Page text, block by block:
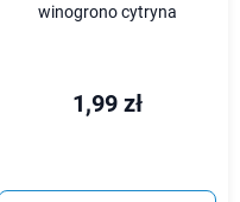
winogrono cytryna
1,99 zł